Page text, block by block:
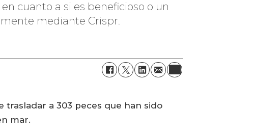
cuanto a si es beneficioso o un
mediante Crispr.
a 303 peces que han sido
mar.